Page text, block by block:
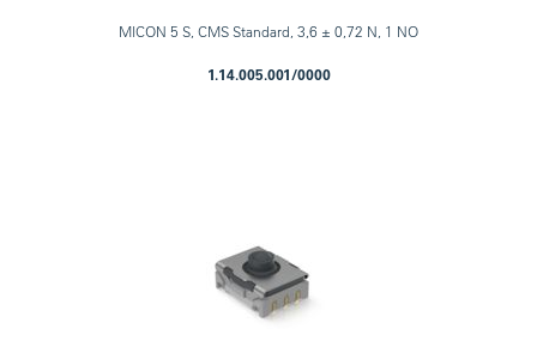
MICON 5 S, CMS Standard, 3,6 ± 0,72 N, 1 NO
1.14.005.001/0000